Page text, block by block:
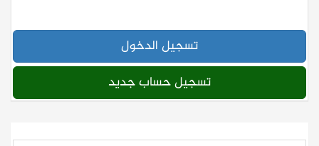
تسجيل الدخول
تسجيل حساب جديد